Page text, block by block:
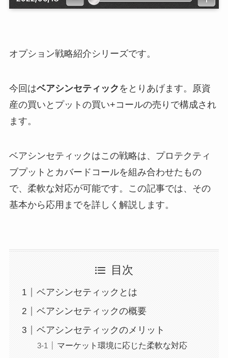
オプション戦略紹介シリーズです。
今回はベアシンセティック をとりあげます。
原資
産の買いとプットの買い+コールの売りで構成され
ます。
ベアシンセティックはこの戦略は、プロテクティ
ブプットとカバードコールを組み合わせたもの
で、柔軟な対応が可能です。この記事では、その
基本から応用までを詳しく解説します。
目次
ベアシンセティックとは
ベアシンセティックの概要
ベアシンセティックのメリット
マーケット環境に応じた柔軟な対応